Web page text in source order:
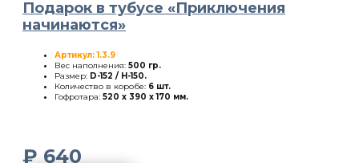
Подарок в тубусе «Приключения
начинаются»
Артикул: 1.3.9
Вес наполнения: 500 гр.
Размер: D-152 / H-150.
Количество в коробе: 6 шт.
Гофротара: 520 х 390 х 170 мм.
₽640